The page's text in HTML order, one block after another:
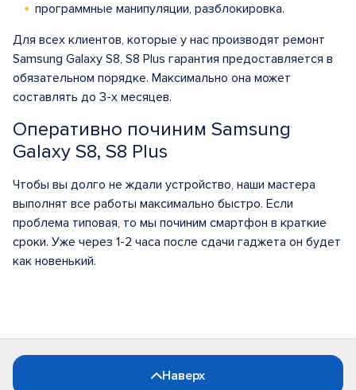
программные манипуляции, разблокировка.
Для всех клиентов, которые у нас производят ремонт
Samsung Galaxy S8, S8 Plus гарантия предоставляется в
обязательном порядке. Максимально она может
составлять до 3-х месяцев.
Оперативно починим Samsung
Galaxy S8, S8 Plus
Чтобы вы долго не ждали устройство, наши мастера
выполнят все работы максимально быстро. Если
проблема типовая, то мы починим смартфон в краткие
сроки. Уже через 1-2 часа после сдачи гаджета он будет
как новенький.
Наверх